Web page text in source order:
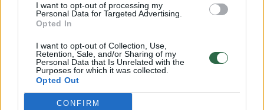
I want to opt-out of processing my
Personal Data for Targeted Advertising.
Opted In
I want to opt-out of Collection, Use,
Retention, Sale, and/or Sharing of my
Personal Data that Is Unrelated with the
Purposes for which it was collected.
Opted Out
CONFIRM
Žinios | Lietuvos diena
V. Zalužno pasisakymą laiko bandymu įsitvirtinti
Ukrainos politikoje: jis yra neteisus
Laidos | Nauja diena